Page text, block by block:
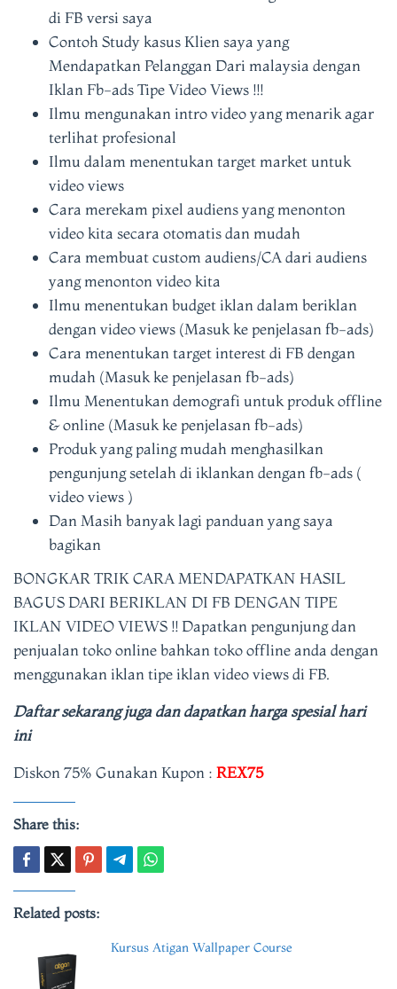
di FB versi saya
Contoh Study kasus Klien saya yang
Mendapatkan Pelanggan Dari malaysia dengan
Iklan Fb-ads Tipe Video Views !!!
Ilmu mengunakan intro video yang menarik agar
terlihat profesional
Ilmu dalam menentukan target market untuk
video views
Cara merekam pixel audiens yang menonton
video kita secara otomatis dan mudah
Cara membuat custom audiens/CA dari audiens
yang menonton video kita
Ilmu menentukan budget iklan dalam beriklan
dengan video views (Masuk ke penjelasan fb-ads)
Cara menentukan target interest di FB dengan
mudah (Masuk ke penjelasan fb-ads)
Ilmu Menentukan demografi untuk produk offline
& online (Masuk ke penjelasan fb-ads)
Produk yang paling mudah menghasilkan
pengunjung setelah di iklankan dengan fb-ads (
video views )
Dan Masih banyak lagi panduan yang saya
bagikan
BONGKAR TRIK CARA MENDAPATKAN HASIL
BAGUS DARI BERIKLAN DI FB DENGAN TIPE
IKLAN VIDEO VIEWS !! Dapatkan pengunjung dan
penjualan toko online bahkan toko offline anda dengan
menggunakan iklan tipe iklan video views di FB.
Daftar sekarang juga dan dapatkan harga spesial hari
ini
Diskon 75% Gunakan Kupon : REX75
Share this:
Related posts:
Kursus Atigan Wallpaper Course